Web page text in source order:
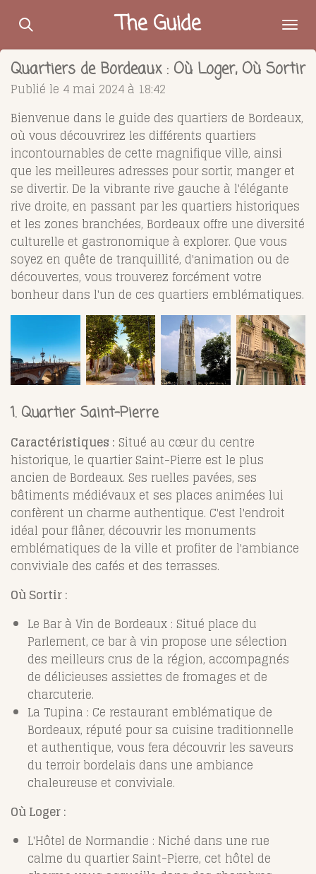
Passer
contenu
principal
The Guide
Quartiers de Bordeaux : Où Loger, Où Sortir
Publié le 4 mai 2024 à 18:42
Bienvenue dans le guide des quartiers de Bordeaux,
où vous découvrirez les différents quartiers
incontournables de cette magnifique ville, ainsi
que les meilleures adresses pour sortir, manger et
se divertir. De la vibrante rive gauche à l'élégante
rive droite, en passant par les quartiers historiques
et les zones branchées, Bordeaux offre une diversité
culturelle et gastronomique à explorer. Que vous
soyez en quête de tranquillité, d'animation ou de
découvertes, vous trouverez forcément votre
bonheur dans l'un de ces quartiers emblématiques.
1. Quartier Saint-Pierre
Caractéristiques : Situé au cœur du centre
historique, le quartier Saint-Pierre est le plus
ancien de Bordeaux. Ses ruelles pavées, ses
bâtiments médiévaux et ses places animées lui
confèrent un charme authentique. C'est l'endroit
idéal pour flâner, découvrir les monuments
emblématiques de la ville et profiter de l'ambiance
conviviale des cafés et des terrasses.
Où Sortir :
Le Bar à Vin de Bordeaux : Situé place du
Parlement, ce bar à vin propose une sélection
des meilleurs crus de la région, accompagnés
de délicieuses assiettes de fromages et de
charcuterie.
La Tupina : Ce restaurant emblématique de
Bordeaux, réputé pour sa cuisine traditionnelle
et authentique, vous fera découvrir les saveurs
du terroir bordelais dans une ambiance
chaleureuse et conviviale.
Où Loger :
L'Hôtel de Normandie : Niché dans une rue
calme du quartier Saint-Pierre, cet hôtel de